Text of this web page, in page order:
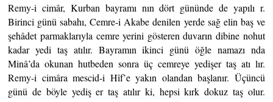
Remy-i cimâr, Kurban bayramı nın dört gününde de yapılı r.
Birinci günü sabahı, Cemre-i Akabe denilen yerde sağ elin baş ve
şehâdet parmaklarıyla cemre yerini gösteren duvarın dibine nohut
kadar yedi taş atılır. Bayramın ikinci günü öğle namazı nda
Minâ’da okunan hutbeden sonra üç cemreye yedişer taş atı lır.
Remy-i cimâra mescid-i Hîf’e yakın olandan başlanır. Üçüncü
günü de böyle yediş er taş atılır ki, hepsi kırk dokuz taş olur.